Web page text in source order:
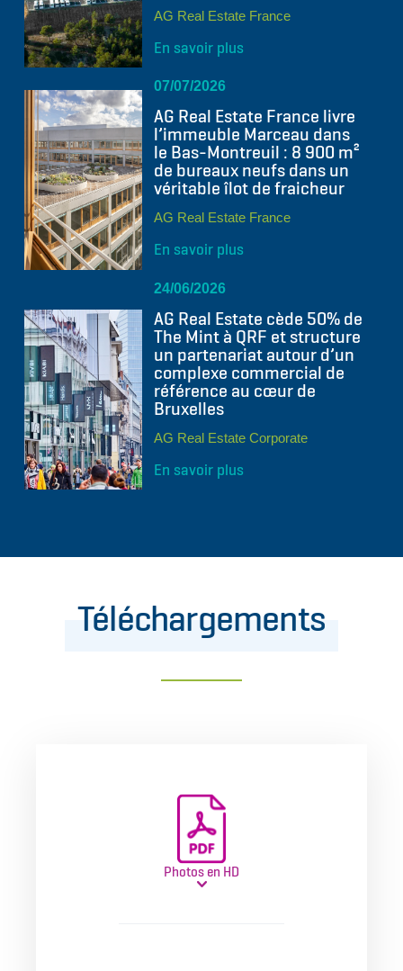
AG Real Estate France
En savoir plus
07/07/2026
AG Real Estate France livre
l’immeuble Marceau dans
le Bas-Montreuil : 8 900 m²
de bureaux neufs dans un
véritable îlot de fraicheur
AG Real Estate France
En savoir plus
24/06/2026
AG Real Estate cède 50% de
The Mint à QRF et structure
un partenariat autour d’un
complexe commercial de
référence au cœur de
Bruxelles
AG Real Estate Corporate
En savoir plus
Téléchargements
Photos en HD